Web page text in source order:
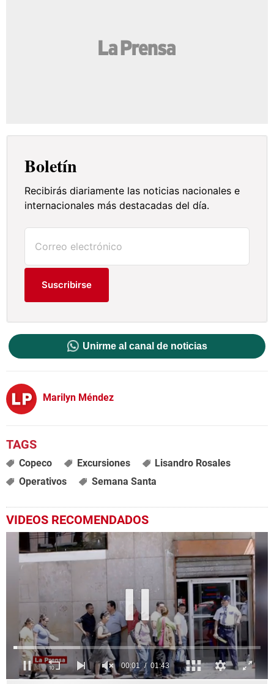
Boletín
Recibirás diariamente las noticias nacionales e
internacionales más destacadas del día.
Suscribirse
Unirme al canal de noticias
Marilyn Méndez
Copeco Excursiones
Lisandro Rosales
Operativos
Semana Santa
VIDEOS RECOMENDADOS